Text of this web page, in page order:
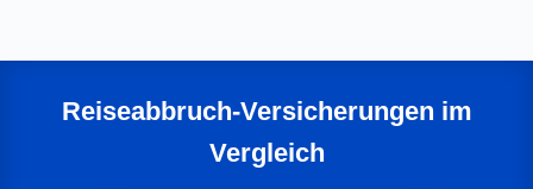
Reiseabbruch-Versicherungen im
Vergleich